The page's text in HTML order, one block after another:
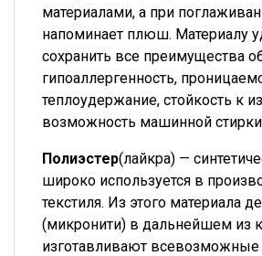
материалами, а при
напоминает плюш. Материалу
сохранить все преимущества
гипоаллергенность,
теплоудержание, стойкость к
возможность машинной
Полиэстер(лайкра) —
широко используется в
текстиля. Из этого материала
(микронити) в дальнейшем из
изготавливают